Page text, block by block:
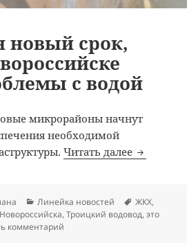
новый срок,
с водой
микрорайоны начнут
необходимой
Читать далее
Рубрики
Линейка новостей Метки
ЖКХ,
,Троицкий водовод,это
комментарий